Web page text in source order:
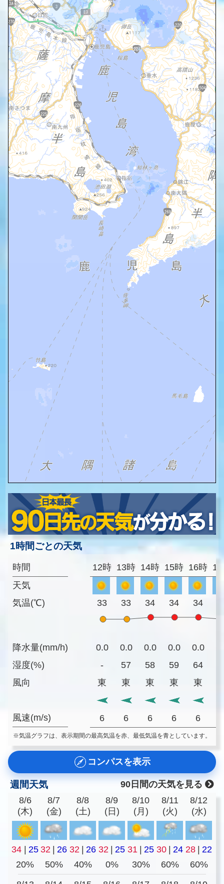
1時間ごとの天気
時間
天気
気温(℃)
降水量(mm/h)
湿度(%)
風向
風速(m/s)
12時 13時 14時 15時 16時
33 33 34 34 34
0.0 0.0 0.0 0.0 0.0
-
57 58 59 64
東
東 東 東 東
6 6 6 6 6
※気温グラフは、表示期間の最高気温を赤、最低気温を青としています。
コンパスを表示
週間天気
90日間の天気を見る
8/6
(木)
8/7
(金)
8/8
(土)
8/9
(日)
8/10
(月)
8/11
(火)
8/12
(水)
34 | 25 32 | 26 32 | 26 32 | 25 31 | 25 30 | 24 28 | 22
20%
50% 40% 0% 30% 60% 60%